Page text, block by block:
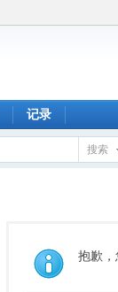
记录
搜索
抱歉